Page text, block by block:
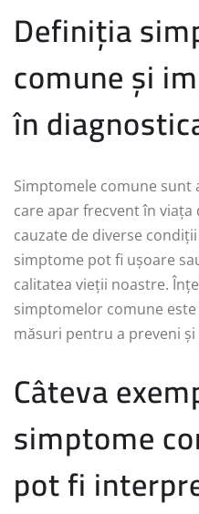
Definiția
comune și
în
Simptomele comune sunt
care apar frecvent în viața
cauzate de diverse
simptome pot fi ușoare
calitatea vieții noastre.
simptomelor comune
măsuri pentru a preveni
Câteva
simptome
pot fi